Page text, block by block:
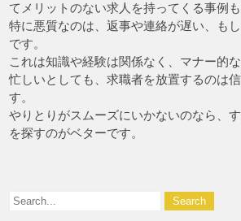
てメリットのない求人を持ってくる事例も
特に悪質なのは、返事や連絡が遅い、も
です。
これは知識や経験は関係なく、マナー的な
忙しいとしても、求職者を放置するのは
す。
やりとりがスムーズにいかないのなら、
を探すのがベターです。